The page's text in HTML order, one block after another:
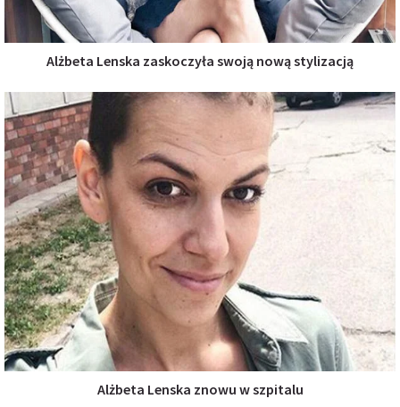
Alżbeta Lenska zaskoczyła swoją nową stylizacją
Alżbeta Lenska znowu w szpitalu